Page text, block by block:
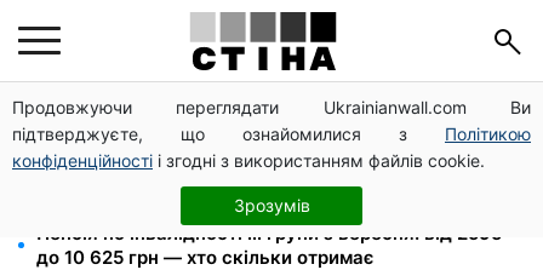
Продовжуючи переглядати Ukrainianwall.com Ви
підтверджуєте, що ознайомилися з Політикою
конфіденційності і згодні з використанням файлів cookie.
Зрозумів
Фейкові сайти сервісних центрів МВС: шахраї
виманюють гроші у водіїв перед виїздом за кордон
120 000 грн на авто: компенсацію для ветеранів
хочуть поширити на III групу інвалідності
Пенсія по інвалідності III групи з вересня: від 2595
до 10 625 грн — хто скільки отримає